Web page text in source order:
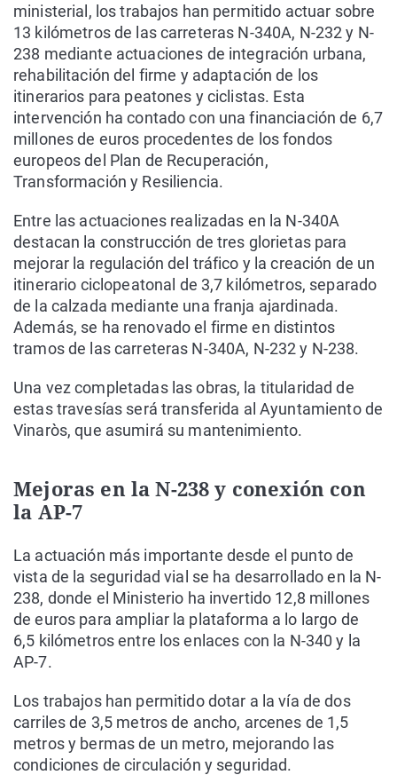
ministerial, los trabajos han permitido actuar sobre
13 kilómetros de las carreteras N-340A, N-232 y N-
238 mediante actuaciones de integración urbana,
rehabilitación del firme y adaptación de los
itinerarios para peatones y ciclistas. Esta
intervención ha contado con una financiación de 6,7
millones de euros procedentes de los fondos
europeos del Plan de Recuperación,
Transformación y Resiliencia.
Entre las actuaciones realizadas en la N-340A
destacan la construcción de tres glorietas para
mejorar la regulación del tráfico y la creación de un
itinerario ciclopeatonal de 3,7 kilómetros, separado
de la calzada mediante una franja ajardinada.
Además, se ha renovado el firme en distintos
tramos de las carreteras N-340A, N-232 y N-238.
Una vez completadas las obras, la titularidad de
estas travesías será transferida al Ayuntamiento de
Vinaròs, que asumirá su mantenimiento.
Mejoras en la N-238 y conexión con
la AP-7
La actuación más importante desde el punto de
vista de la seguridad vial se ha desarrollado en la N-
238, donde el Ministerio ha invertido 12,8 millones
de euros para ampliar la plataforma a lo largo de
6,5 kilómetros entre los enlaces con la N-340 y la
AP-7.
Los trabajos han permitido dotar a la vía de dos
carriles de 3,5 metros de ancho, arcenes de 1,5
metros y bermas de un metro, mejorando las
condiciones de circulación y seguridad.